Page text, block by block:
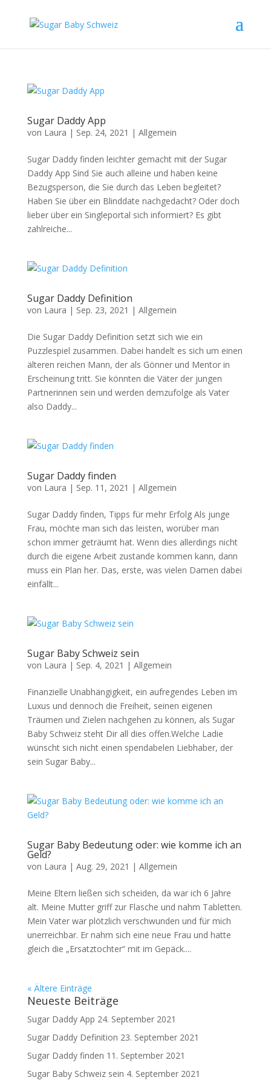
Sugar Daddy App
von Laura | Sep. 24, 2021 | Allgemein
Sugar Daddy finden leichter gemacht mit der Sugar
Daddy App Sind Sie auch alleine und haben keine
Bezugsperson, die Sie durch das Leben begleitet?
Haben Sie über ein Blinddate nachgedacht? Oder doch
lieber über ein Singleportal sich informiert? Es gibt
zahlreiche...
Sugar Daddy Definition
von Laura | Sep. 23, 2021 | Allgemein
Die Sugar Daddy Definition setzt sich wie ein
Puzzlespiel zusammen. Dabei handelt es sich um einen
älteren reichen Mann, der als Gönner und Mentor in
Erscheinung tritt. Sie könnten die Väter der jungen
Partnerinnen sein und werden demzufolge als Vater
also Daddy...
Sugar Daddy finden
von Laura | Sep. 11, 2021 | Allgemein
Sugar Daddy finden, Tipps für mehr Erfolg Als junge
Frau, möchte man sich das leisten, worüber man
schon immer geträumt hat. Wenn dies allerdings nicht
durch die eigene Arbeit zustande kommen kann, dann
muss ein Plan her. Das, erste, was vielen Damen dabei
einfällt...
Sugar Baby Schweiz sein
von Laura | Sep. 4, 2021 | Allgemein
Finanzielle Unabhängigkeit, ein aufregendes Leben im
Luxus und dennoch die Freiheit, seinen eigenen
Träumen und Zielen nachgehen zu können, als Sugar
Baby Schweiz steht Dir all dies offen.Welche Ladie
wünscht sich nicht einen spendabelen Liebhaber, der
sein Sugar Baby...
Sugar Baby Bedeutung oder: wie komme ich an
Geld?
von Laura | Aug. 29, 2021 | Allgemein
Meine Eltern ließen sich scheiden, da war ich 6 Jahre
alt. Meine Mutter griff zur Flasche und nahm Tabletten.
Mein Vater war plötzlich verschwunden und für mich
unerreichbar. Er nahm sich eine neue Frau und hatte
gleich die „Ersatztochter“ mit im Gepäck....
« Ältere Einträge
Neueste Beiträge
Sugar Daddy App 24. September 2021
Sugar Daddy Definition 23. September 2021
Sugar Daddy finden 11. September 2021
Sugar Baby Schweiz sein 4. September 2021